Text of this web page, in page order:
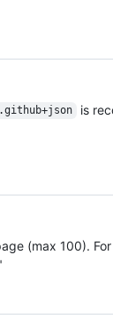
is
(max 100).